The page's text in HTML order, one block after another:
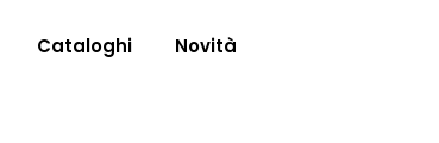
Cataloghi Novità